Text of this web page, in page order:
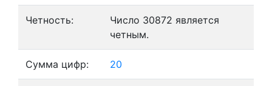
Четность:
Число 30872 является
четным.
Сумма цифр: 20